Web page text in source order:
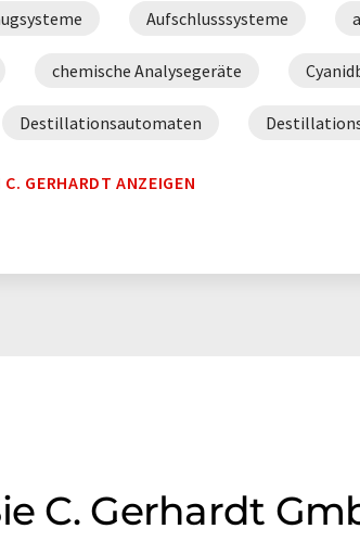
Aufschlusssysteme
chemische Analysegeräte
Destillationsautomaten
Fettanalysatoren
Kjeldahl-Destillationsapparaturen
GERHARDT ANZEIGEN
C. Gerhardt